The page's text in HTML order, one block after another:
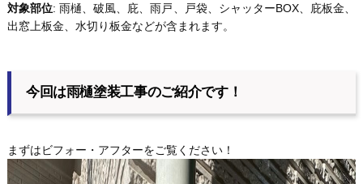
対象部位: 雨樋、破風、庇、雨戸、戸袋、シャッターBOX、庇板金、
出窓上板金、水切り板金などが含まれます。
今回は雨樋塗装工事のご紹介です！
まずはビフォー・アフターをご覧ください！